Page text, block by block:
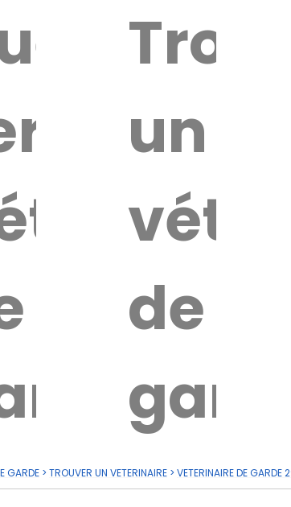
un
de
garde
GARDE > TROUVER UN VETERINAIRE > VETERINAIRE DE GARDE